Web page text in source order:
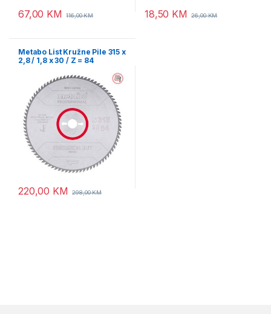
67,00 KM 116,00KM 18,50 KM 26,00KM
Metabo List Kružne Pile 315 x
2,8 / 1,8 x 30 / Z = 84
Professional – 628058000
220,00 KM 298,00KM